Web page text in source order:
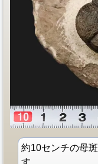
約10センチの母